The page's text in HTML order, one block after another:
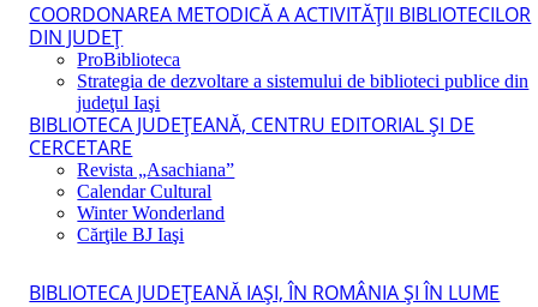
COORDONAREA METODICĂ A ACTIVITĂŢII BIBLIOTECILOR
DIN JUDEŢ
ProBiblioteca
Strategia de dezvoltare a sistemului de biblioteci publice din
judeţul Iaşi
BIBLIOTECA JUDEŢEANĂ, CENTRU EDITORIAL ŞI DE
CERCETARE
Revista „Asachiana”
Calendar Cultural
Winter Wonderland
Cărţile BJ Iaşi
BIBLIOTECA JUDEŢEANĂ IAŞI, ÎN ROMÂNIA ŞI ÎN LUME